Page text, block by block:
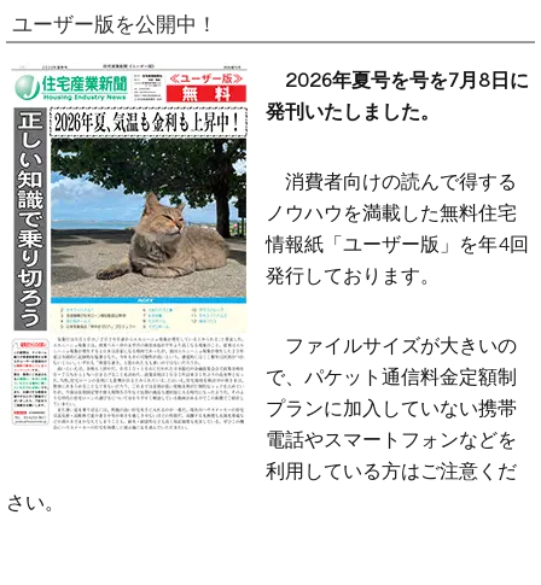
ユーザー版を公開中！
2026年夏号を号を7月8日に
発刊いたしました。
消費者向けの読んで得する
ノウハウを満載した無料住宅
情報紙「ユーザー版」を年4回
発行しております。
ファイルサイズが大きいの
で、パケット通信料金定額制
プランに加入していない携帯
電話やスマートフォンなどを
利用している方はご注意くだ
さい。